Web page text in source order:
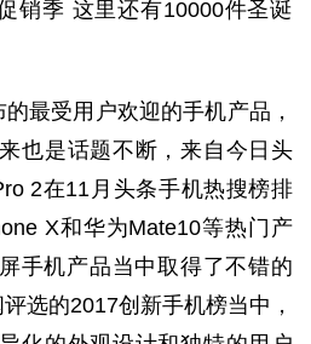
最受用户欢迎的手机产品，
也是话题不断，来自今日头
2在11月头条手机热搜榜排
X和华为Mate10等热门产
手机产品当中取得了不错的
选的2017创新手机榜当中，